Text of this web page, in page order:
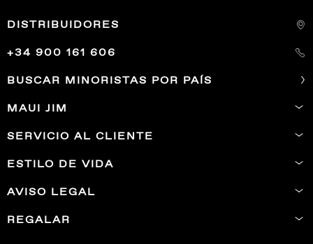
DISTRIBUIDORES
+34 900 161 606
BUSCAR MINORISTAS POR PAÍS
MAUI JIM
SERVICIO AL CLIENTE
ESTILO DE VIDA
AVISO LEGAL
REGALAR